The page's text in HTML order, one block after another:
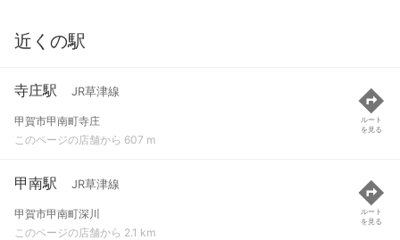
近くの駅
寺庄駅 JR草津線
甲賀市甲南町寺庄
このページの店舗から 607 m
ルート
を見る
甲南駅 JR草津線
甲賀市甲南町深川
このページの店舗から 2.1 km
ルート
を見る